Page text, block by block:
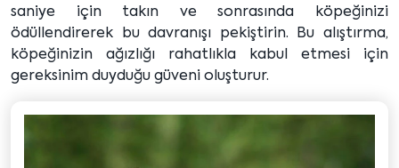
saniye için takın ve sonrasında köpeğinizi
ödüllendirerek bu davranışı pekiştirin. Bu alıştırma,
köpeğinizin ağızlığı rahatlıkla kabul etmesi için
gereksinim duyduğu güveni oluşturur.